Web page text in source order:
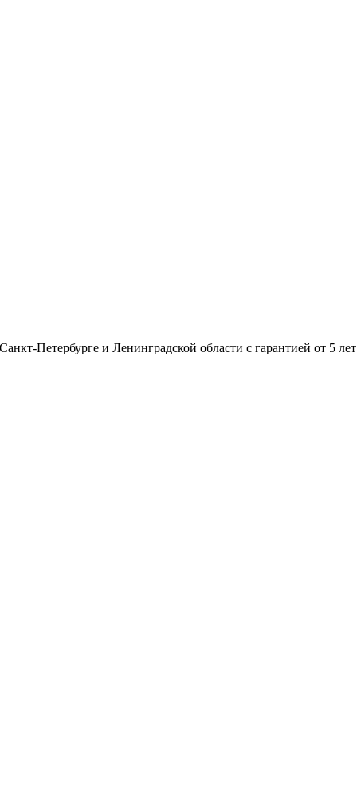
Петербурге и Ленинградской области с гарантией от 5 лет